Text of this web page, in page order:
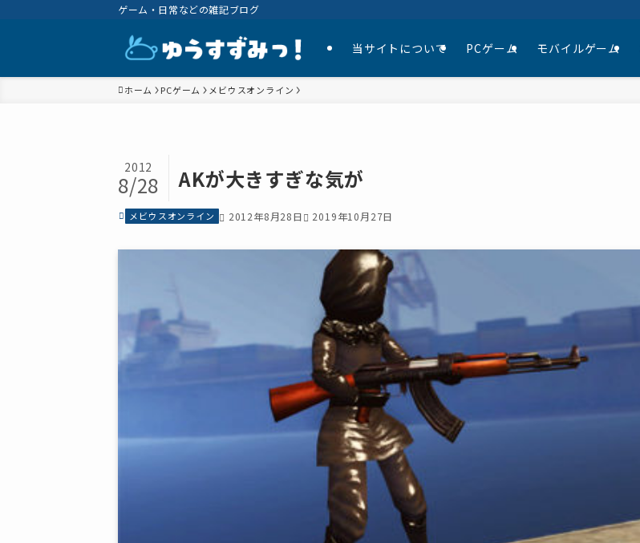
ゲーム・日常などの雑記ブログ
当サイトについて PCゲーム モバイルゲーム
ホーム PCゲーム メビウスオンライン
AKが大きすぎな気が
2012
8/28
メビウスオンライン 2012年8月28日 2019年10月27日